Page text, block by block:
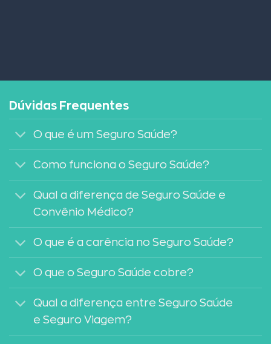
Dúvidas Frequentes
O que é um Seguro Saúde?
Como funciona o Seguro Saúde?
Qual a diferença de Seguro Saúde e
Convênio Médico?
O que é a carência no Seguro Saúde?
O que o Seguro Saúde cobre?
Qual a diferença entre Seguro Saúde
e Seguro Viagem?